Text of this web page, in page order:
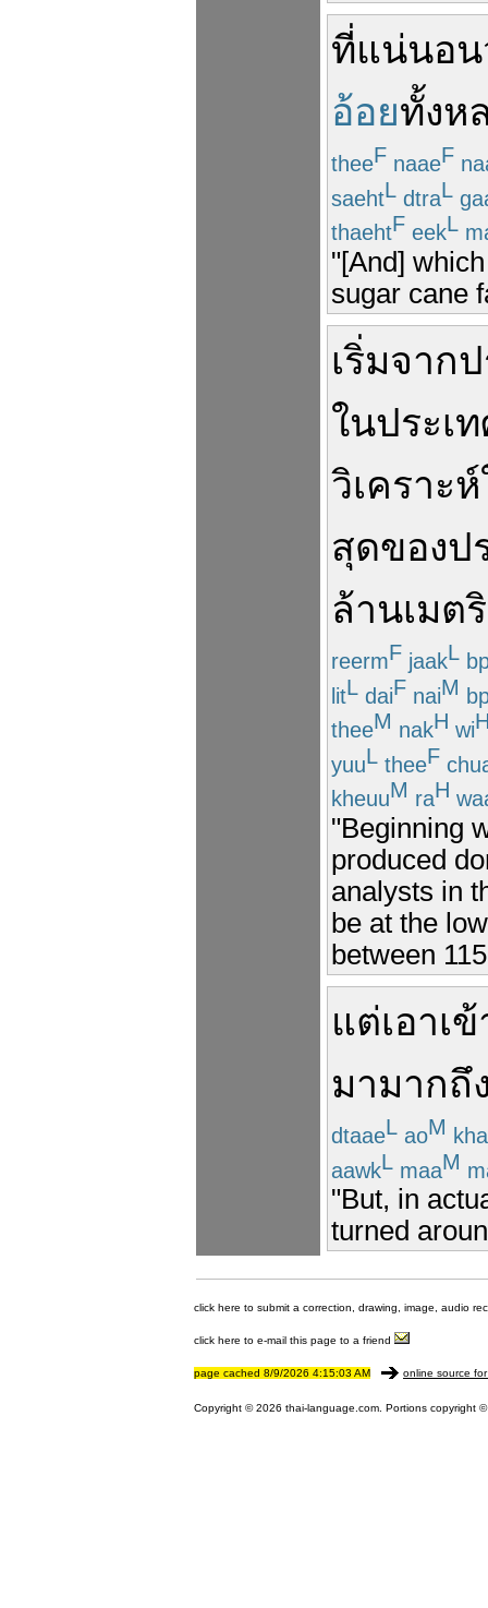
ที่แน่นอน
อ้อยทั้งห
theeF naaeF
saehtL dtraL
thaehtF eekL
"[And]
sugar cane
เริ่มจาก
ในประเ
วิเคราะห์
สุดของป
ล้านเมต
reermF jaakL
litL daiF naiM
theeM nakH wi
yuuL theeF
kheuuM raH
"Beginning
produced
analysts in
be at the
between
แต่เอาเ
มามากถึ
dtaaeL aoM
aawkL maaM
"But, in
turned
click here to submit a correction, drawing, image, audio
click here to e-mail this page to a friend
page cached 8/9/2026 4:15:03 AM online source
Copyright © 2026 thai-language.com. Portions copyright